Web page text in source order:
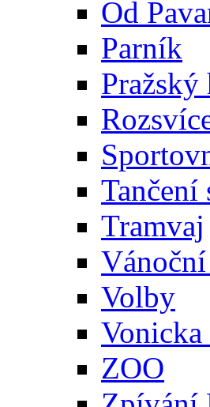
Od
Parník
Pražský
Tančení
Tramvaj
Volby
ZOO